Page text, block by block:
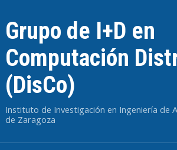
Grupo de I+D en
Computación
(DisCo)
Instituto de Investigación en Ingeniería de
de Zaragoza